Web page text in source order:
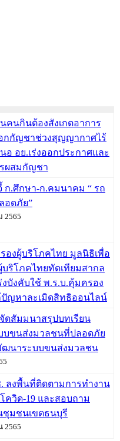
คนกินต้องสังเกตอาการ
อกกัญชาช่วงสุญญากาศไร้
อ อย.เร่งออกประกาศและ
ผสมกัญชา
ก.ศึกษา-ก.คมนาคม “ รถ
อดภัย”
2565
องผู้บริโภคไทย มูลนิธิเพื่อ
ริโภคไทยทัดเทียมสากล
บังคับใช้ พ.ร.บ.คุ้มครอง
ญหาละเมิดสิทธิออนไลน์
ดสัมมนาสรุปบทเรียน
บขนส่งมวลชนที่ปลอดภัย
ฒนาระบบขนส่งมวลชน
ลงพื้นที่ติดตามการทำงาน
ควิด-19 และสอบถาม
ชุมชนเขตธนบุรี
2565